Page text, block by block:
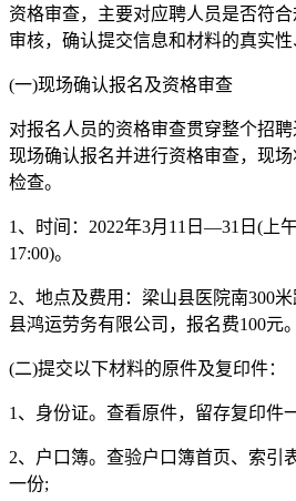
资格审查，主要对应聘人员是否符
审核，确认提交信息和材料的真实性
(一)现场确认报名及资格审查
对报名人员的资格审查贯穿整个招
现场确认报名并进行资格审查，现
检查。
1、时间：2022年3月11日—31日(上
17:00)。
2、地点及费用：梁山县医院南300
县鸿运劳务有限公司，报名费100元。
(二)提交以下材料的原件及复印件：
1、身份证。查看原件，留存复印件
2、户口簿。查验户口簿首页、索引
一份;